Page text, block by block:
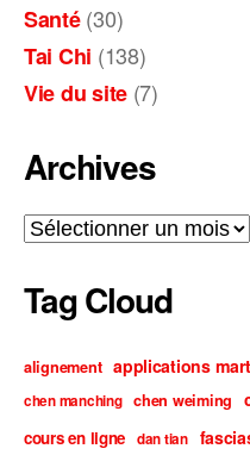
Santé(30)
Tai Chi (138)
Vie du site (7)
Archives
Archives
Tag Cloud
alignement applications
chen manching chen weiming
cours en ligne dan tian